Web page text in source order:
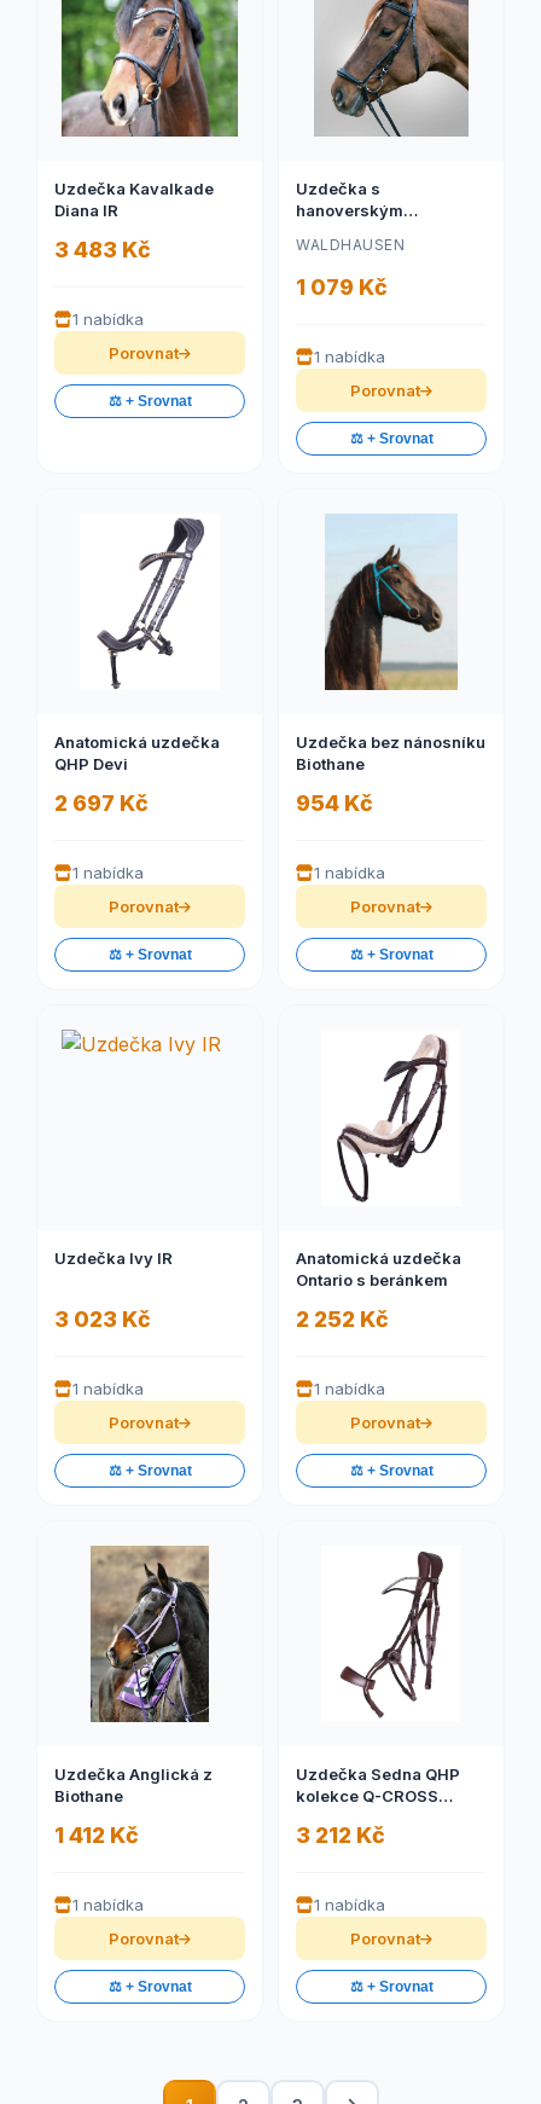
Uzdečka Kavalkade
Diana IR
3 483 Kč
1 nabídka
Porovnat
⚖️ + Srovnat
Uzdečka s
hanoverským
WALDHAUSEN
1 079 Kč
1 nabídka
Porovnat
⚖️ + Srovnat
Anatomická uzdečka
QHP Devi
2 697 Kč
1 nabídka
Porovnat
⚖️ + Srovnat
Uzdečka bez nánosníku
Biothane
954 Kč
1 nabídka
Porovnat
⚖️ + Srovnat
Uzdečka Ivy IR
3 023 Kč
1 nabídka
Porovnat
⚖️ + Srovnat
Anatomická uzdečka
Ontario s beránkem
2 252 Kč
1 nabídka
Porovnat
⚖️ + Srovnat
Uzdečka Anglická z
Biothane
1 412 Kč
1 nabídka
Porovnat
⚖️ + Srovnat
Uzdečka Sedna QHP
kolekce Q-CROSS
3 212 Kč
1 nabídka
Porovnat
⚖️ + Srovnat